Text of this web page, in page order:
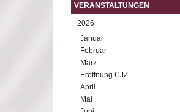
VERANSTALTUNGEN
2026
Januar
Februar
März
Eröffnung CJZ
April
Mai